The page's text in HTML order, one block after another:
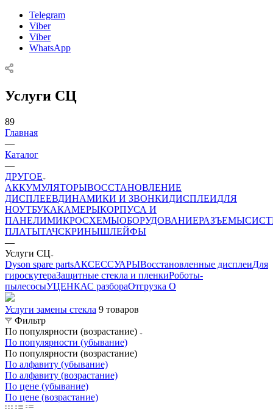
Telegram
Viber
Viber
WhatsApp
Услуги СЦ
89
Главная
—
Каталог
—
ДРУГОЕ
АККУМУЛЯТОРЫВОССТАНОВЛЕНИЕ
ДИСПЛЕЕВДИНАМИКИ И ЗВОНКИДИСПЛЕИДЛЯ
НОУТБУКАКАМЕРЫКОРПУСА И
ПАНЕЛИМИКРОСХЕМЫОБОРУДОВАНИЕРАЗЪЕМЫ
ПЛАТЫТАЧСКРИНЫШЛЕЙФЫ
—
Услуги СЦ
Dyson spare partsАКСЕССУАРЫВосстановленные дисплеиДля
гироскутераЗащитные стекла и пленкиРоботы-
пылесосыУЦЕНКАС разбораОтгрузка О
Услуги замены стекла 9 товаров
Фильтр
По популярности (возрастание)
По популярности (убывание)
По популярности (возрастание)
По алфавиту (убывание)
По алфавиту (возрастание)
По цене (убывание)
По цене (возрастание)